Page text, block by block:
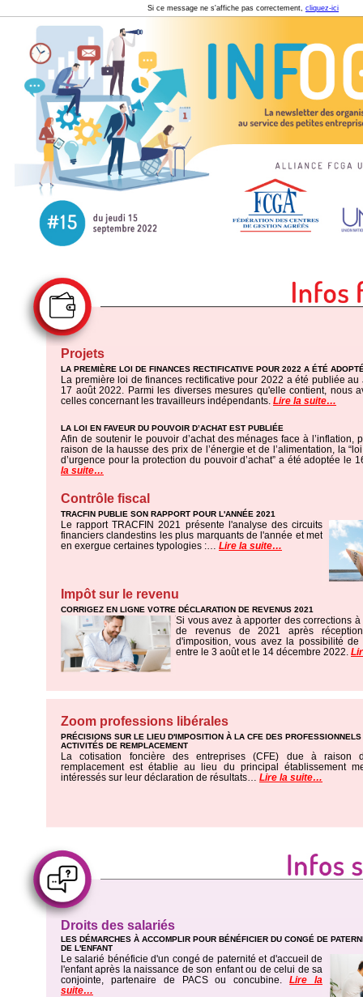
Si ce message ne s'affiche pas correctement, cliquez-ici
Projets
LA PREMIÈRE LOI DE FINANCES RECTIFICATIVE POUR 2022 A ÉTÉ
La première loi de finances rectificative pour 2022 a été publiée
17 août 2022. Parmi les diverses mesures qu'elle contient, nous
celles concernant les travailleurs indépendants. Lire la suite…
LA LOI EN FAVEUR DU POUVOIR D’ACHAT EST PUBLIÉE
Afin de soutenir le pouvoir d’achat des ménages face à l’inflation,
raison de la hausse des prix de l’énergie et de l’alimentation, la
d’urgence pour la protection du pouvoir d’achat” a été adoptée le
la suite…
Contrôle fiscal
TRACFIN PUBLIE SON RAPPORT POUR L'ANNÉE 2021
Le rapport TRACFIN 2021 présente l'analyse des circuits
financiers clandestins les plus marquants de l'année et met
en exergue certaines typologies :… Lire la suite…
Impôt sur le revenu
CORRIGEZ EN LIGNE VOTRE DÉCLARATION DE REVENUS 2021
Si vous avez à apporter des corrections
de revenus de 2021 après
d'imposition, vous avez la possibilité
entre le 3 août et le 14 décembre 2022.
Zoom professions libérales
PRÉCISIONS SUR LE LIEU D'IMPOSITION À LA CFE DES
ACTIVITÉS DE REMPLACEMENT
La cotisation foncière des entreprises (CFE) due à raison
remplacement est établie au lieu du principal établissement
intéressés sur leur déclaration de résultats… Lire la suite…
Droits des salariés
LES DÉMARCHES À ACCOMPLIR POUR BÉNÉFICIER DU CONGÉ DE
DE L'ENFANT
Le salarié bénéficie d'un congé de paternité et d'accueil de
l'enfant après la naissance de son enfant ou de celui de sa
conjointe, partenaire de PACS ou concubine.Lire la
suite…